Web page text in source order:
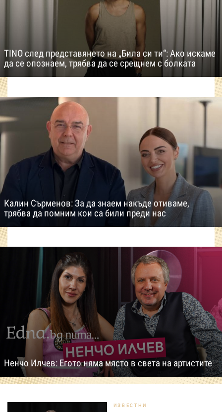
TINO след представянето на „Била си ти“: Ако искаме
да се опознаем, трябва да се срещнем с болката
Калин Сърменов: За да знаем накъде отиваме,
трябва да помним кои са били преди нас
Ненчо Илчев: Егото няма място в света на артистите
ИЗВЕСТНИ